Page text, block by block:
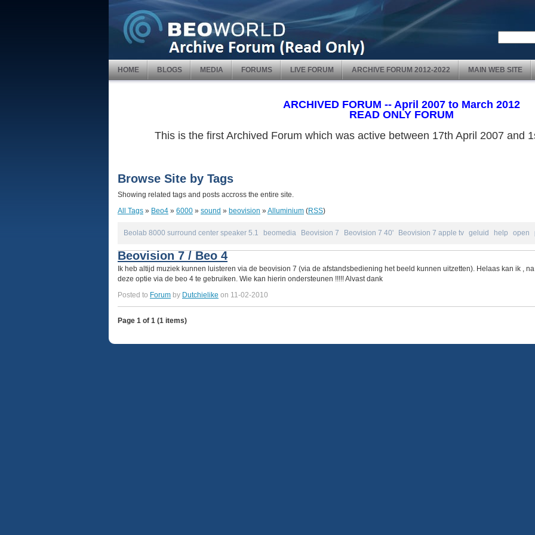
HOME BLOGS MEDIA FORUMS LIVE FORUM ARCHIVE FORUM 2012-2022 MAIN WEB SITE
ARCHIVED FORUM -- April 2007 to March 2012
READ ONLY FORUM
This is the first Archived Forum which was active between 17th April 2007 and
Browse Site by Tags
Showing related tags and posts accross the entire site.
All Tags » Beo4 » 6000 » sound » beovision »Alluminium (RSS)
Beolab 8000 surround center speaker 5.1 beomedia Beovision 7 Beovision 7 40' Beovision 7 apple tv geluid help open
Beovision 7 / Beo 4
Ik heb altijd muziek kunnen luisteren via de beovision 7 (via de afstandsbediening het beeld kunnen uitzetten). Helaas kan ik ,
deze optie via de beo 4 te gebruiken. Wie kan hierin ondersteunen !!!!! Alvast dank
Posted to Forum by Dutchielike on 11-02-2010
Page 1 of 1 (1 items)